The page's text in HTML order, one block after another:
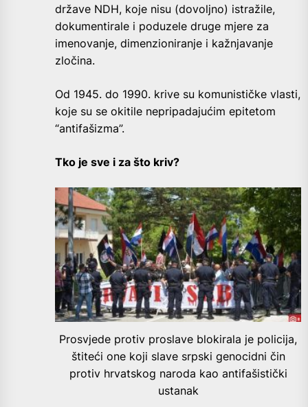
države NDH, koje nisu (dovoljno) istražile,
dokumentirale i poduzele druge mjere za
imenovanje, dimenzioniranje i kažnjavanje
zločina.
Od 1945. do 1990. krive su komunističke vlasti,
koje su se okitile nepripadajućim epitetom
“antifašizma”.
Tko je sve i za što kriv?
Prosvjede protiv proslave blokirala je policija,
štiteći one koji slave srpski genocidni čin
protiv hrvatskog naroda kao antifašistički
ustanak